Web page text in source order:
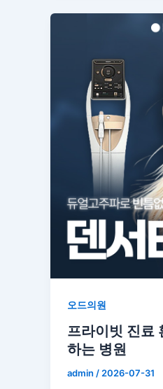
오드의원
프라이빗 진료
하는 병원
admin /2026-07-31